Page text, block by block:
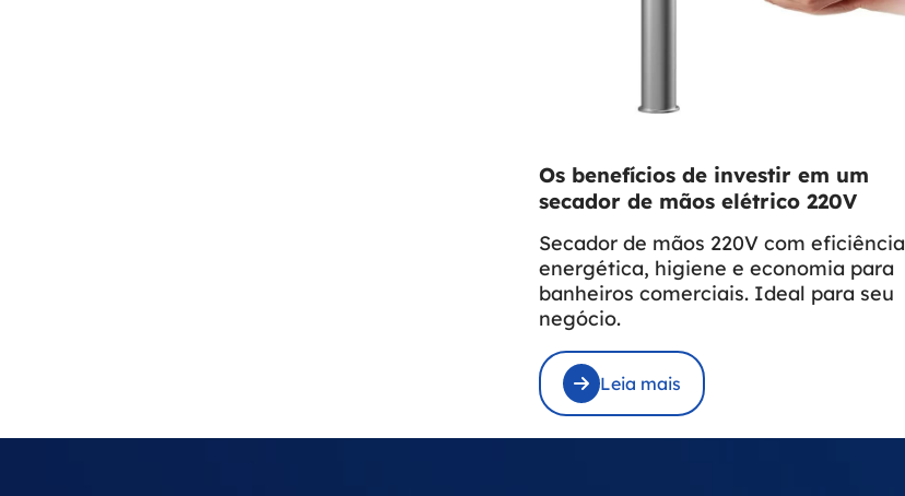
Os benefícios de investir em um
secador de mãos elétrico 220V
Secador de mãos 220V com eficiência
energética, higiene e economia para
banheiros comerciais. Ideal para seu
negócio.
Leia mais